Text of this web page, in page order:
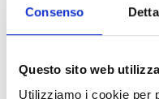
Consenso
Questo sito web
Utilizziamo i cookie per
1.400 persone di cui la
raccolti serviranno a
polivalente ed